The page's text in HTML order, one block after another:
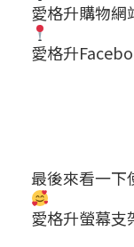
愛格升購物網
愛格升
最後來看一
愛格升螢幕支